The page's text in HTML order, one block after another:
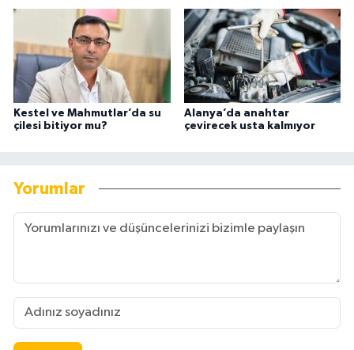
Kestel ve Mahmutlar’da su
çilesi bitiyor mu?
Alanya’da anahtar
çevirecek usta kalmıyor
Yorumlar